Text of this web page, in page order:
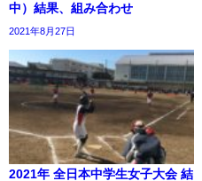
中）結果、組み合わせ
2021年8月27日
2021年 全日本中学生女子大会 結